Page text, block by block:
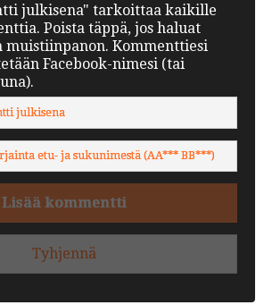
julkisena" tarkoittaa kaikille
Poista täppä, jos haluat
muistiinpanon. Kommenttiesi
Facebook-nimesi (tai
julkisena
etu- ja sukunimestä (AA*** BB***)
Lisää kommentti
Tyhjennä